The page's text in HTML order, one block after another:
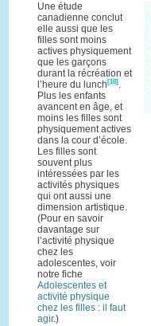
Une étude
canadienne conclut
elle aussi que les
filles sont moins
actives physiquement
que les garçons
durant la récréation et
l’heure du lunch[10].
Plus les enfants
avancent en âge, et
moins les filles sont
physiquement actives
dans la cour d’école.
Les filles sont
souvent plus
intéressées par les
activités physiques
qui ont aussi une
dimension artistique.
(Pour en savoir
davantage sur
l’activité physique
chez les
adolescentes, voir
notre fiche
Adolescentes et
activité physique
chez les filles : il faut
agir.)